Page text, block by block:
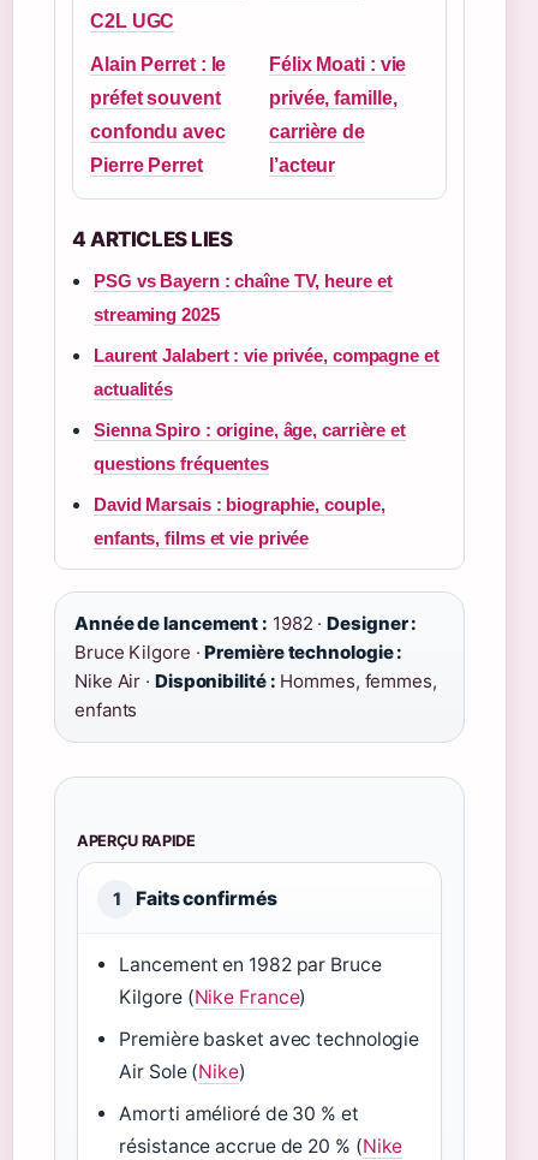
C2L UGC
Alain Perret : le
préfet souvent
confondu avec
Pierre Perret
Félix Moati : vie
privée, famille,
carrière de
l’acteur
4 ARTICLES LIES
PSG vs Bayern : chaîne TV, heure et
streaming 2025
Laurent Jalabert : vie privée, compagne et
actualités
Sienna Spiro : origine, âge, carrière et
questions fréquentes
David Marsais : biographie, couple,
enfants, films et vie privée
Année de lancement : 1982 ·Designer :
Bruce Kilgore ·Première technologie :
Nike Air · Disponibilité : Hommes, femmes,
enfants
APERÇU RAPIDE
1 Faits confirmés
Lancement en 1982 par Bruce
Kilgore (Nike France)
Première basket avec technologie
Air Sole (Nike)
Amorti amélioré de 30 % et
résistance accrue de 20 % (Nike